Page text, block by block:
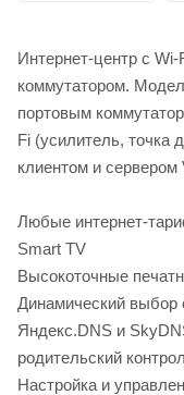
Интернет-центр с
коммутатором.
портовым
Fi (усилитель, точка
клиентом и сервером
Любые интернет-
Smart TV
Высокоточные
Динамический выбор
Яндекс.DNS и
родительский
Настройка и